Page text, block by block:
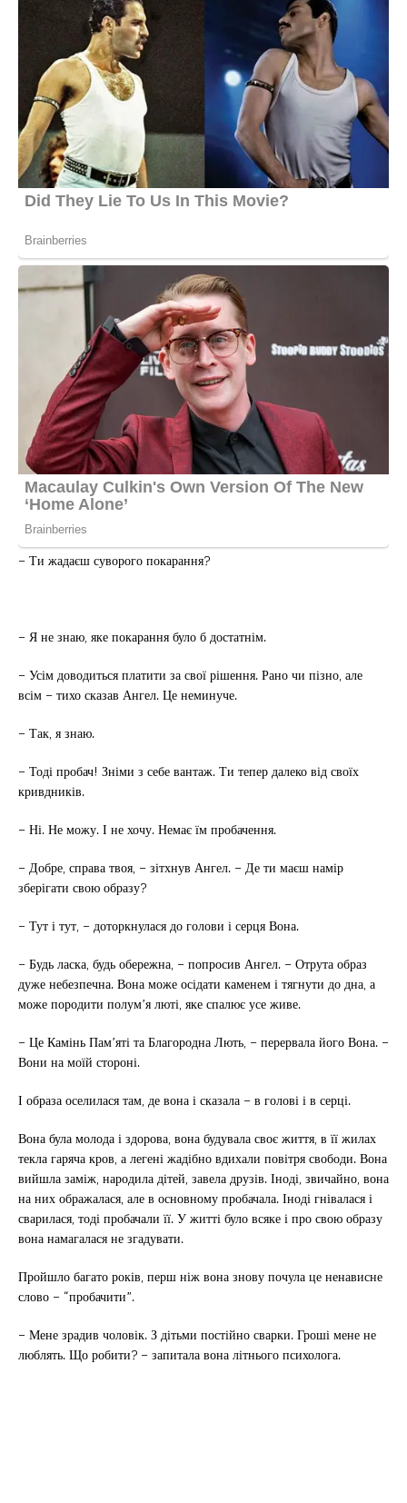
– Ти жадаєш суворого покарання?
– Я не знаю, яке покарання було б достатнім.
– Усім доводиться платити за свої рішення. Рано чи пізно, але
всім – тихо сказав Ангел. Це неминуче.
– Так, я знаю.
– Тоді пробач! Зніми з себе вантаж. Ти тепер далеко від своїх
кривдників.
– Ні. Не можу. І не хочу. Немає їм пробачення.
– Добре, справа твоя, – зітхнув Ангел. – Де ти маєш намір
зберігати свою образу?
– Тут і тут, – доторкнулася до голови і серця Вона.
– Будь ласка, будь обережна, – попросив Ангел. – Отрута образ
дуже небезпечна. Вона може осідати каменем і тягнути до дна, а
може породити полум’я люті, яке спалює усе живе.
– Це Камінь Пам’яті та Благородна Лють, – перервала його Вона. –
Вони на моїй стороні.
І образа оселилася там, де вона і сказала – в голові і в серці.
Вона була молода і здорова, вона будувала своє життя, в її жилах
текла гаряча кров, а легені жадібно вдихали повітря свободи. Вона
вийшла заміж, народила дітей, завела друзів. Іноді, звичайно, вона
на них ображалася, але в основному пробачала. Іноді гнівалася і
сварилася, тоді пробачали її. У житті було всяке і про свою образу
вона намагалася не згадувати.
Пройшло багато років, перш ніж вона знову почула це ненависне
слово – “пробачити”.
– Мене зрадив чоловік. З дітьми постійно сварки. Гроші мене не
люблять. Що робити? – запитала вона літнього психолога.